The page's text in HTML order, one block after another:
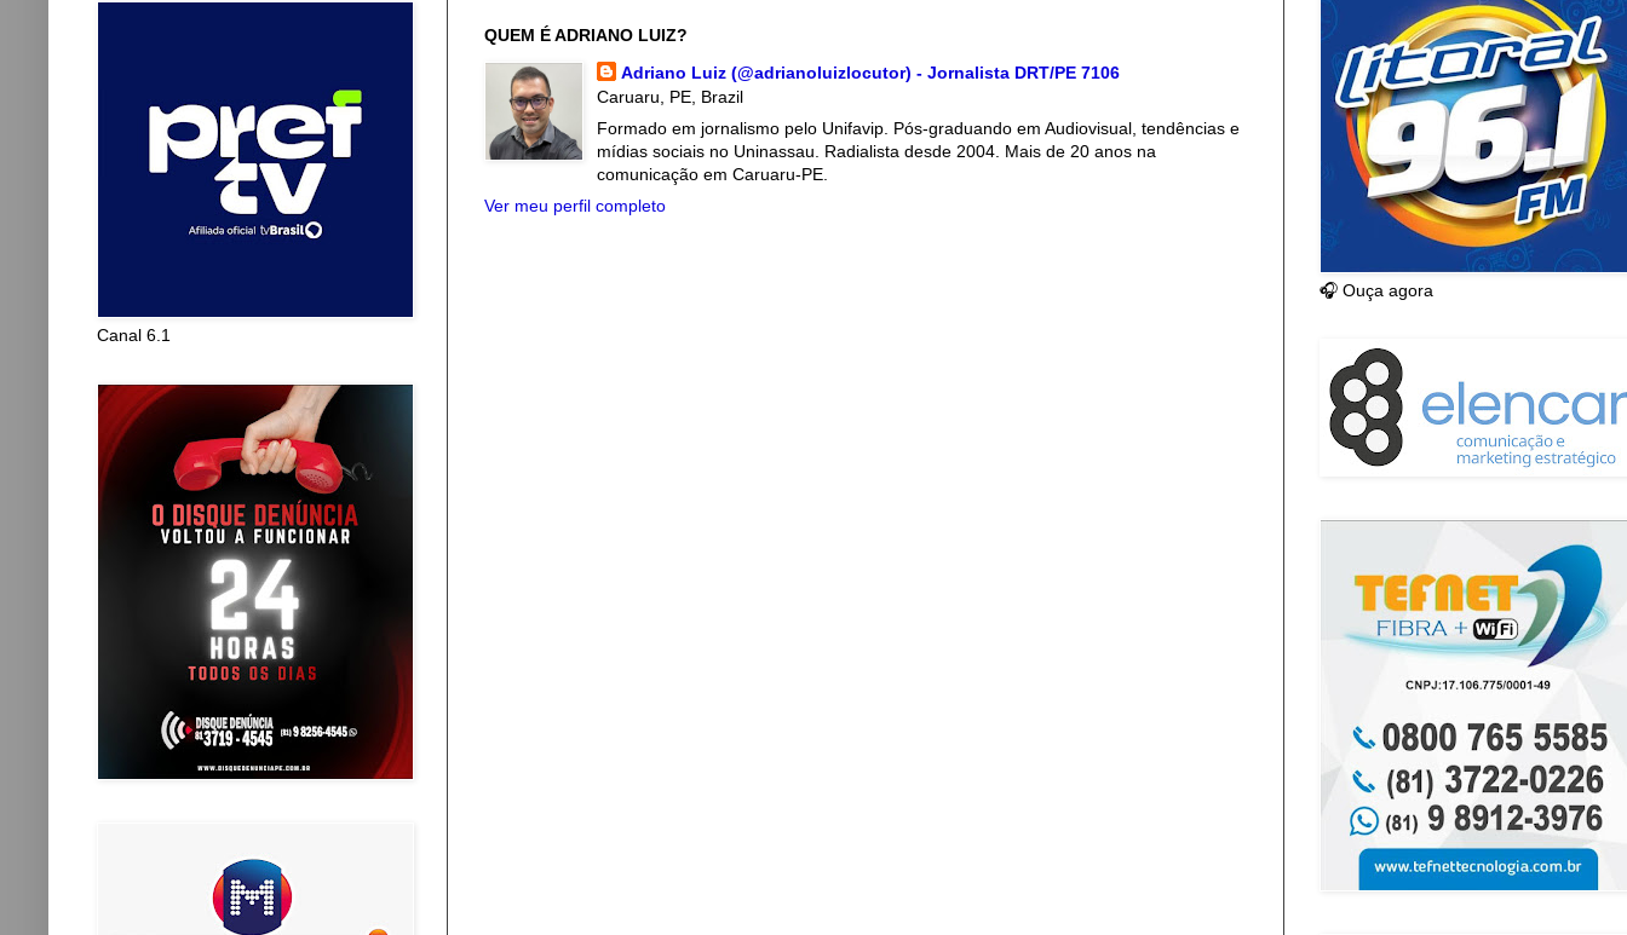
QUEM É ADRIANO LUIZ?
Adriano Luiz (@adrianoluizlocutor) - Jornalista DRT/PE 7106
Caruaru, PE, Brazil
Formado em jornalismo pelo Unifavip. Pós-graduando em Audiovisual, tendências e
mídias sociais no Uninassau. Radialista desde 2004. Mais de 20 anos na
comunicação em Caruaru-PE.
Ver meu perfil completo
Canal 6.1
🎧 Ouça agora